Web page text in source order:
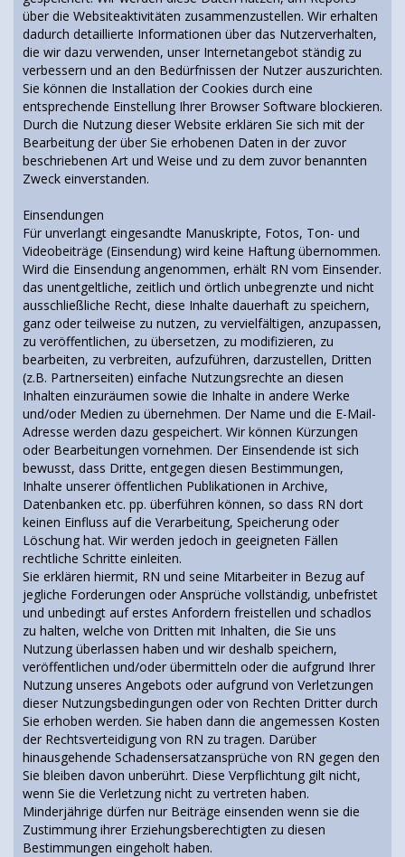
über die Websiteaktivitäten zusammenzustellen. Wir erhalten
dadurch detaillierte Informationen über das Nutzerverhalten,
die wir dazu verwenden, unser Internetangebot ständig zu
verbessern und an den Bedürfnissen der Nutzer auszurichten.
Sie können die Installation der Cookies durch eine
entsprechende Einstellung Ihrer Browser Software blockieren.
Durch die Nutzung dieser Website erklären Sie sich mit der
Bearbeitung der über Sie erhobenen Daten in der zuvor
beschriebenen Art und Weise und zu dem zuvor benannten
Zweck einverstanden.
Einsendungen
Für unverlangt eingesandte Manuskripte, Fotos, Ton- und
Videobeiträge (Einsendung) wird keine Haftung übernommen.
Wird die Einsendung angenommen, erhält RN vom Einsender.
das unentgeltliche, zeitlich und örtlich unbegrenzte und nicht
ausschließliche Recht, diese Inhalte dauerhaft zu speichern,
ganz oder teilweise zu nutzen, zu vervielfältigen, anzupassen,
zu veröffentlichen, zu übersetzen, zu modifizieren, zu
bearbeiten, zu verbreiten, aufzuführen, darzustellen, Dritten
(z.B. Partnerseiten) einfache Nutzungsrechte an diesen
Inhalten einzuräumen sowie die Inhalte in andere Werke
und/oder Medien zu übernehmen. Der Name und die E-Mail-
Adresse werden dazu gespeichert. Wir können Kürzungen
oder Bearbeitungen vornehmen. Der Einsendende ist sich
bewusst, dass Dritte, entgegen diesen Bestimmungen,
Inhalte unserer öffentlichen Publikationen in Archive,
Datenbanken etc. pp. überführen können, so dass RN dort
keinen Einfluss auf die Verarbeitung, Speicherung oder
Löschung hat. Wir werden jedoch in geeigneten Fällen
rechtliche Schritte einleiten.
Sie erklären hiermit, RN und seine Mitarbeiter in Bezug auf
jegliche Forderungen oder Ansprüche vollständig, unbefristet
und unbedingt auf erstes Anfordern freistellen und schadlos
zu halten, welche von Dritten mit Inhalten, die Sie uns
Nutzung überlassen haben und wir deshalb speichern,
veröffentlichen und/oder übermitteln oder die aufgrund Ihrer
Nutzung unseres Angebots oder aufgrund von Verletzungen
dieser Nutzungsbedingungen oder von Rechten Dritter durch
Sie erhoben werden. Sie haben dann die angemessen Kosten
der Rechtsverteidigung von RN zu tragen. Darüber
hinausgehende Schadensersatzansprüche von RN gegen den
Sie bleiben davon unberührt. Diese Verpflichtung gilt nicht,
wenn Sie die Verletzung nicht zu vertreten haben.
Minderjährige dürfen nur Beiträge einsenden wenn sie die
Zustimmung ihrer Erziehungsberechtigten zu diesen
Bestimmungen eingeholt haben.